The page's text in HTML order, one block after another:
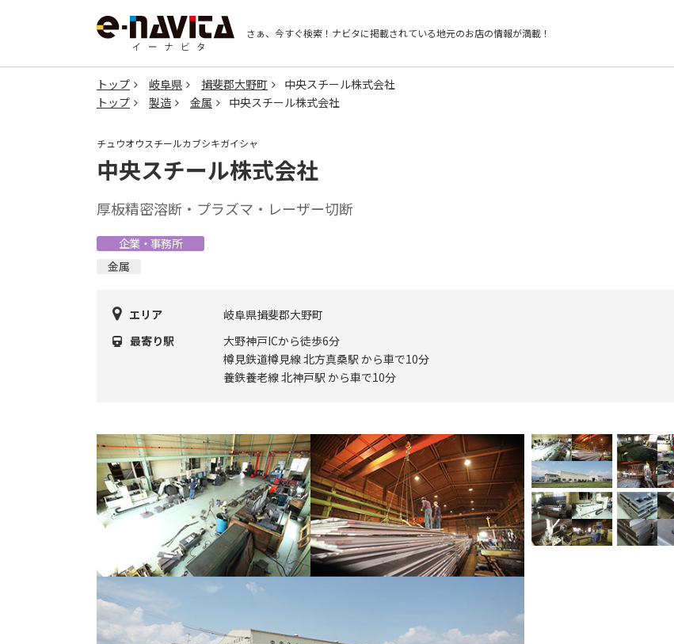
さぁ、今すぐ検索！ ナビタに掲載されている地元のお店の情報が満載！
トップ 岐阜県 揖斐郡大野町
中央スチール株式会社
トップ
製造 金属 中央スチール株式会社
チュウオウスチールカブシキガイシャ
中央スチール株式会社
厚板精密溶断・プラズマ・レーザー切断
企業・事務所
金属
エリア
岐阜県揖斐郡大野町
最寄り駅
大野神戸ICから徒歩6分
樽見鉄道樽見線 北方真桑駅 から車で10分
養鉄養老線 北神戸駅 から車で10分